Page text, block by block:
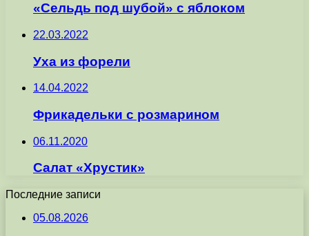
«Сельдь под шубой» с яблоком
22.03.2022
Уха из форели
14.04.2022
Фрикадельки с розмарином
06.11.2020
Салат «Хрустик»
Последние записи
05.08.2026